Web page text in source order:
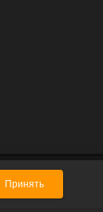
Принять